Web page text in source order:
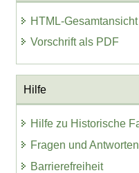
HTML-Gesamtansicht
Vorschrift als PDF
Hilfe
Hilfe zu Historische
Fragen und Antworten
Barrierefreiheit